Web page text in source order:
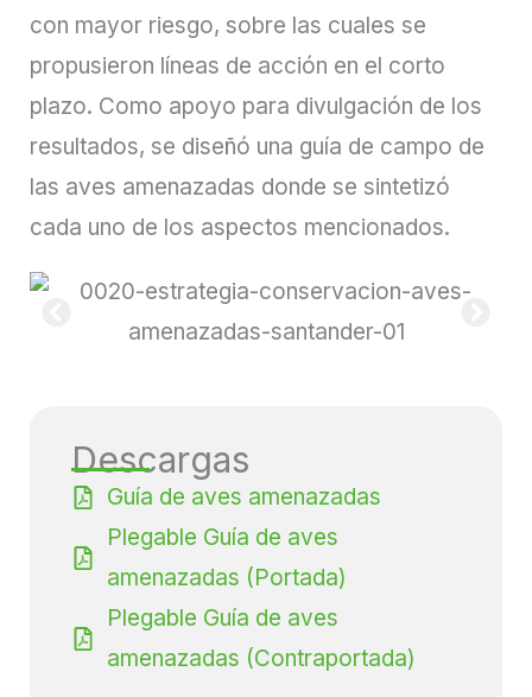
con mayor riesgo, sobre las cuales se
propusieron líneas de acción en el corto
plazo. Como apoyo para divulgación de los
resultados, se diseñó una guía de campo de
las aves amenazadas donde se sintetizó
cada uno de los aspectos mencionados.
Descargas
Guía de aves amenazadas
Plegable Guía de aves
amenazadas (Portada)
Plegable Guía de aves
amenazadas (Contraportada)